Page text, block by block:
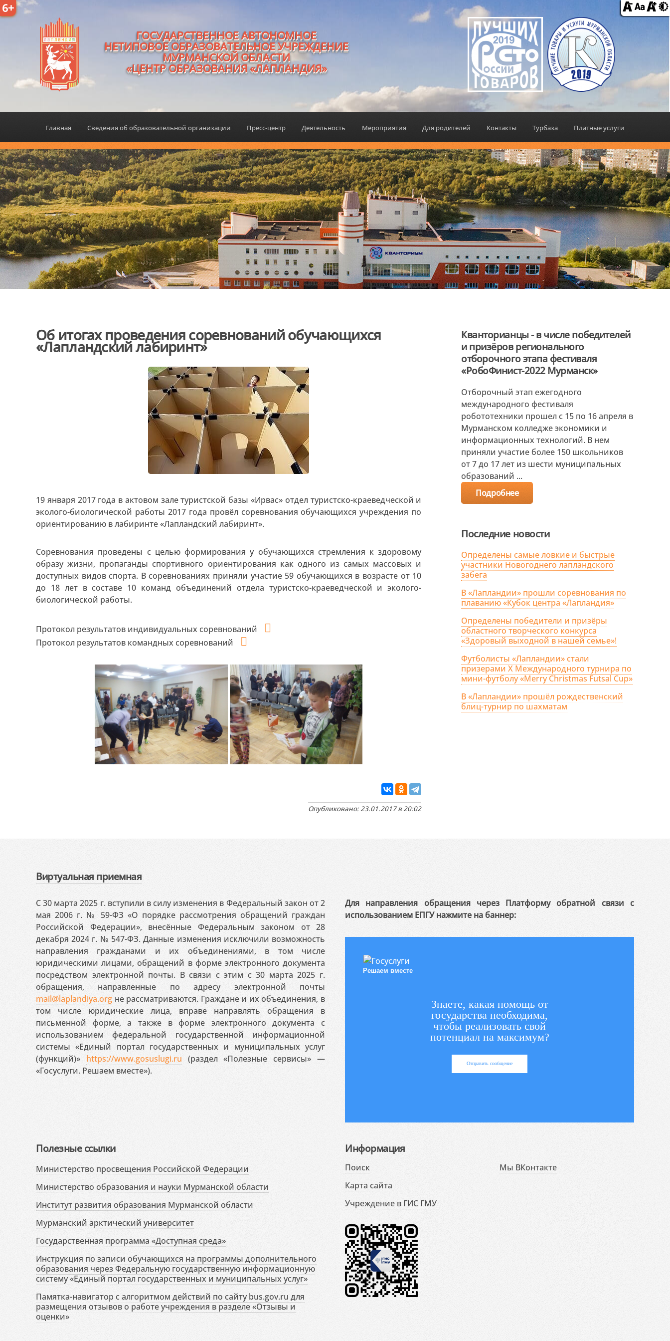
6+
ГОСУДАРСТВЕННОЕ АВТОНОМНОЕ
НЕТИПОВОЕ ОБРАЗОВАТЕЛЬНОЕ УЧРЕЖДЕНИЕ
МУРМАНСКОЙ ОБЛАСТИ
«ЦЕНТР ОБРАЗОВАНИЯ «ЛАПЛАНДИЯ»
Главная Сведения об образовательной организации Пресс-центр Деятельность Мероприятия Для родителей Контакты Турбаза Платные услуги
Об итогах проведения соревнований обучающихся
«Лапландский лабиринт»
19 января 2017 года в актовом зале туристской базы «Ирвас» отдел туристско-краеведческой и
эколого-биологической работы 2017 года провёл соревнования обучающихся учреждения по
ориентированию в лабиринте «Лапландский лабиринт».
Соревнования проведены с целью формирования у обучающихся стремления к здоровому
образу жизни, пропаганды спортивного ориентирования как одного из самых массовых и
доступных видов спорта. В соревнованиях приняли участие 59 обучающихся в возрасте от 10
до 18 лет в составе 10 команд объединений отдела туристско-краеведческой и эколого-
биологической работы.
Протокол результатов индивидуальных соревнований
Протокол результатов командных соревнований
Опубликовано: 23.01.2017 в 20:02
Кванторианцы - в числе победителей
и призёров регионального
отборочного этапа фестиваля
«РобоФинист-2022 Мурманск»
Отборочный этап ежегодного
международного фестиваля
робототехники прошел с 15 по 16 апреля в
Мурманском колледже экономики и
информационных технологий. В нем
приняли участие более 150 школьников
от 7 до 17 лет из шести муниципальных
образований ...
Подробнее
Последние новости
Определены самые ловкие и быстрые
участники Новогоднего лапландского
забега
В «Лапландии» прошли соревнования по
плаванию «Кубок центра «Лапландия»
Определены победители и призёры
областного творческого конкурса
«Здоровый выходной в нашей семье»!
Футболисты «Лапландии» стали
призерами X Международного турнира по
мини-футболу «Merry Christmas Futsal Cup»
В «Лапландии» прошёл рождественский
блиц-турнир по шахматам
Виртуальная приемная
С 30 марта 2025 г. вступили в силу изменения в Федеральный закон от 2
мая 2006 г. № 59-ФЗ «О порядке рассмотрения обращений граждан
Российской Федерации», внесённые Федеральным законом от 28
декабря 2024 г. № 547-ФЗ. Данные изменения исключили возможность
направления гражданами и их объединениями, в том числе
юридическими лицами, обращений в форме электронного документа
посредством электронной почты. В связи с этим с 30 марта 2025 г.
обращения, направленные по адресу электронной почты
mail@laplandiya.org не рассматриваются. Граждане и их объединения, в
том числе юридические лица, вправе направлять обращения в
письменной форме, а также в форме электронного документа с
использованием федеральной государственной информационной
системы «Единый портал государственных и муниципальных услуг
(функций)» https://www.gosuslugi.ru (раздел «Полезные сервисы» —
«Госуслуги. Решаем вместе»).
Для направления обращения через Платформу обратной связи с
использованием ЕПГУ нажмите на баннер:
Решаем вместе
Знаете, какая помощь от
государства необходима,
чтобы реализовать свой
потенциал на максимум?
Отправить сообщение
Полезные ссылки
Министерство просвещения Российской Федерации
Министерство образования и науки Мурманской области
Институт развития образования Мурманской области
Мурманский арктический университет
Государственная программа «Доступная среда»
Инструкция по записи обучающихся на программы дополнительного
образования через Федеральную государственную информационную
систему «Единый портал государственных и муниципальных услуг»
Памятка-навигатор с алгоритмом действий по сайту bus.gov.ru для
размещения отзывов о работе учреждения в разделе «Отзывы и
оценки»
Информация
Поиск
Карта сайта
Учреждение в ГИС ГМУ
Мы ВКонтакте